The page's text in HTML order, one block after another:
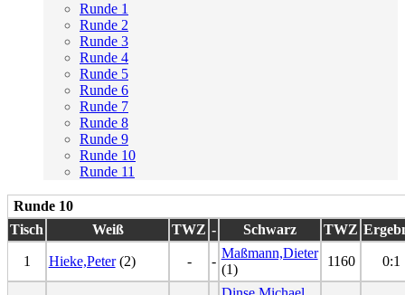
Runde 1
Runde 2
Runde 3
Runde 4
Runde 5
Runde 6
Runde 7
Runde 8
Runde 9
Runde 10
Runde 11
Runde 10
Tisch
Weiß TWZ - Schwarz TWZ
1 Hieke,Peter(2) - -
Maßmann,Dieter
(1)
1160 0:1